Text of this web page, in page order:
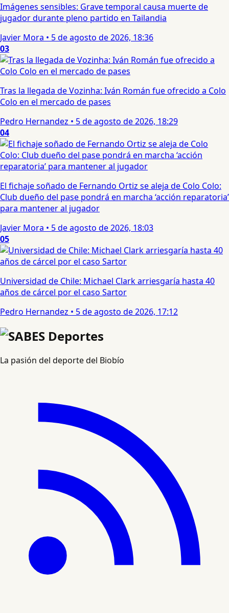
Imágenes sensibles: Grave temporal causa muerte de
jugador durante pleno partido en Tailandia
Javier Mora • 5 de agosto de 2026, 18:36
03
Tras la llegada de Vozinha: Iván Román fue ofrecido a Colo
Colo en el mercado de pases
Pedro Hernandez • 5 de agosto de 2026, 18:29
04
El fichaje soñado de Fernando Ortiz se aleja de Colo Colo:
Club dueño del pase pondrá en marcha ‘acción reparatoria’
para mantener al jugador
Javier Mora • 5 de agosto de 2026, 18:03
05
Universidad de Chile: Michael Clark arriesgaría hasta 40
años de cárcel por el caso Sartor
Pedro Hernandez • 5 de agosto de 2026, 17:12
La pasión del deporte del Biobío